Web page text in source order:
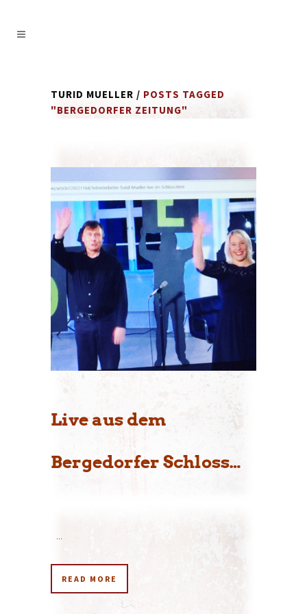
TURID MUELLER / POSTS TAGGED
"BERGEDORFER ZEITUNG"
Live aus dem
Bergedorfer Schloss…
...
READ MORE